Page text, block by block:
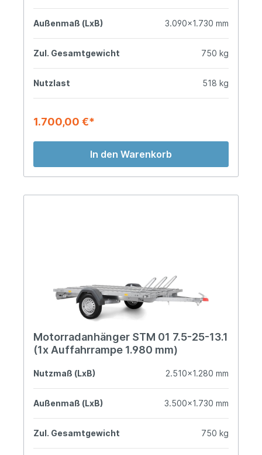
Außenmaß (LxB) 3.090x1.730 mm
Zul. Gesamtgewicht 750 kg
Nutzlast 518 kg
1.700,00 €*
In den Warenkorb
Motorradanhänger STM 01 7.5-25-13.1
(1x Auffahrrampe 1.980 mm)
Nutzmaß (LxB) 2.510x1.280 mm
Außenmaß (LxB) 3.500x1.730 mm
Zul. Gesamtgewicht 750 kg